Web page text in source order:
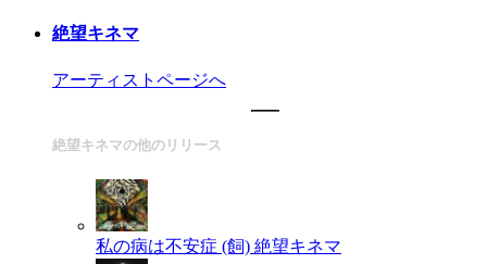
絶望キネマ
アーティストページへ
絶望キネマの他のリリース
私の病は不安症 (飼) 絶望キネマ